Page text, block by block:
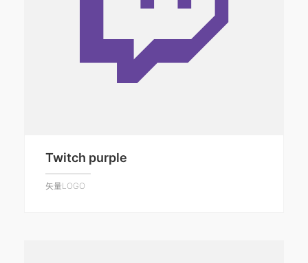
Twitch purple
矢量LOGO